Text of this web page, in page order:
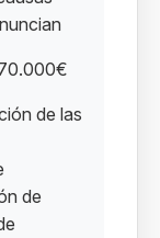
de las
de